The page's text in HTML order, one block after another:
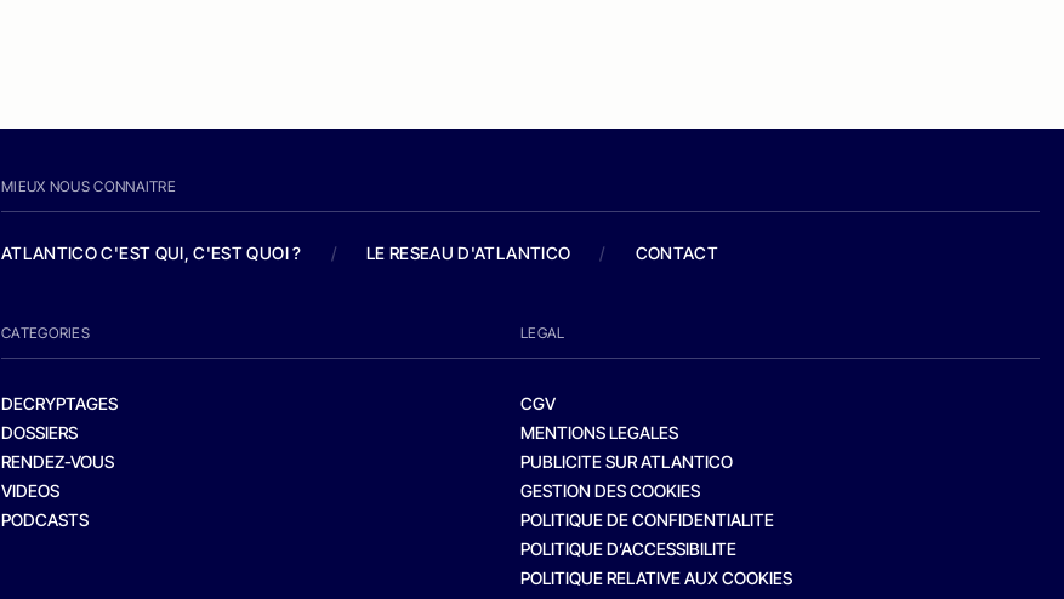
MIEUX NOUS CONNAITRE
ATLANTICO C'EST QUI, C'EST QUOI ? / LE RESEAU D'ATLANTICO / CONTACT
CATEGORIES
DECRYPTAGES
DOSSIERS
RENDEZ-VOUS
VIDEOS
PODCASTS
LEGAL
CGV
MENTIONS LEGALES
PUBLICITE SUR ATLANTICO
GESTION DES COOKIES
POLITIQUE DE CONFIDENTIALITE
POLITIQUE D’ACCESSIBILITE
POLITIQUE RELATIVE AUX COOKIES